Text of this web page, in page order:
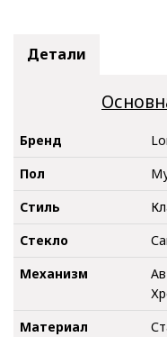
Детали
Бренд
Пол
Стиль
Стекло
Механизм
Материал